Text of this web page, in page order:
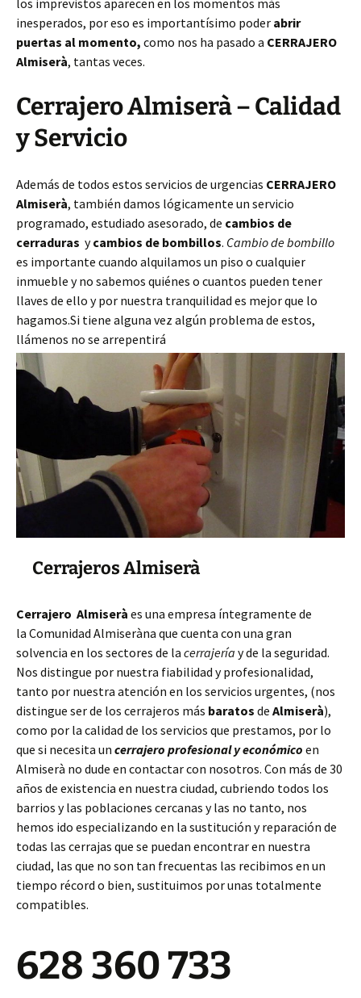
los imprevistos aparecen en los momentos más
inesperados, por eso es importantísimo poder abrir
puertas al momento, como nos ha pasado a CERRAJERO
Almiserà, tantas veces.
Cerrajero Almiserà – Calidad
y Servicio
Además de todos estos servicios de urgencias CERRAJERO
Almiserà, también damos lógicamente un servicio
programado, estudiado asesorado, de cambios de
cerraduras ycambios de bombillos. Cambio de bombillo
es importante cuando alquilamos un piso o cualquier
inmueble y no sabemos quiénes o cuantos pueden tener
llaves de ello y por nuestra tranquilidad es mejor que lo
hagamos.Si tiene alguna vez algún problema de estos,
llámenos no se arrepentirá
Cerrajeros Almiserà
Cerrajero Almiserà es una empresa íntegramente de
la Comunidad Almiseràna que cuenta con una gran
solvencia en los sectores de la cerrajería y de la seguridad.
Nos distingue por nuestra fiabilidad y profesionalidad,
tanto por nuestra atención en los servicios urgentes, (nos
distingue ser de los cerrajeros más baratos de Almiserà),
como por la calidad de los servicios que prestamos, por lo
que si necesita un cerrajero profesional y económico en
Almiserà no dude en contactar con nosotros. Con más de 30
años de existencia en nuestra ciudad, cubriendo todos los
barrios y las poblaciones cercanas y las no tanto, nos
hemos ido especializando en la sustitución y reparación de
todas las cerrajas que se puedan encontrar en nuestra
ciudad, las que no son tan frecuentas las recibimos en un
tiempo récord o bien, sustituimos por unas totalmente
compatibles.
628 360 733